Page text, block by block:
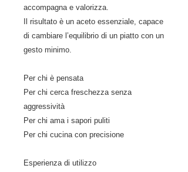
accompagna e valorizza.
Il risultato è un aceto essenziale, capace
di cambiare l’equilibrio di un piatto con un
gesto minimo.
Per chi è pensata
Per chi cerca freschezza senza
aggressività
Per chi ama i sapori puliti
Per chi cucina con precisione
Esperienza di utilizzo